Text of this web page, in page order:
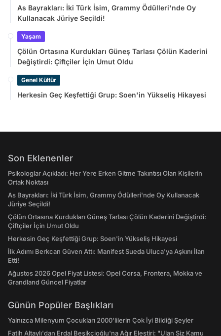
As Bayrakları: İki Türk İsim, Grammy Ödülleri'nde Oy
Kullanacak Jüriye Seçildi!
Yaşam
Çölün Ortasına Kurdukları Güneş Tarlası Çölün Kaderini
Değiştirdi: Çiftçiler İçin Umut Oldu
Genel Kültür
Herkesin Geç Keşfettiği Grup: Soen'in Yükseliş Hikayesi
Son Eklenenler
Psikologlar Açıkladı: Her Yere Erken Gitme Takıntısı Olan Kişilerin
Ortak Noktası
As Bayrakları: İki Türk İsim, Grammy Ödülleri'nde Oy Kullanacak
Jüriye Seçildi!
Çölün Ortasına Kurdukları Güneş Tarlası Çölün Kaderini Değiştirdi:
Çiftçiler İçin Umut Oldu
Herkesin Geç Keşfettiği Grup: Soen'in Yükseliş Hikayesi
İlk Adımı Berkcan Güven Attı: Manifest Sueda Uluca'ya Aşkını İlan
Etti!
Ağustos 2026 Opel Fiyat Listesi: Opel Corsa, Frontera, Mokka ve
Grandland Güncel Fiyatlar
Günün Popüler Başlıkları
Yalnızca Milenyum Çocukları 2000'lilerin Çok İyi Bildiği Şeyler
Fatih Altaylı'dan Erdal Beşikçioğlu'na Ağır Eleştiri: "Ulan Siz Kamu